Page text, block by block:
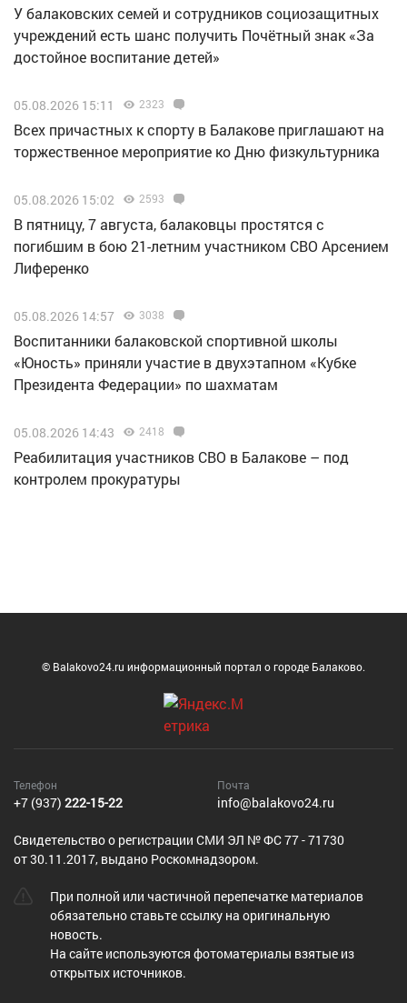
У балаковских семей и сотрудников социозащитных
учреждений есть шанс получить Почётный знак «За
достойное воспитание детей»
05.08.2026 15:11 2323
Всех причастных к спорту в Балакове приглашают на
торжественное мероприятие ко Дню физкультурника
05.08.2026 15:02 2593
В пятницу, 7 августа, балаковцы простятся с
погибшим в бою 21-летним участником СВО Арсением
Лиференко
05.08.2026 14:57 3038
Воспитанники балаковской спортивной школы
«Юность» приняли участие в двухэтапном «Кубке
Президента Федерации» по шахматам
05.08.2026 14:43 2418
Реабилитация участников СВО в Балакове – под
контролем прокуратуры
© Balakovo24.ru информационный портал о городе Балаково.
Телефон
+7 (937) 222-15-22
Почта
info@balakovo24.ru
Cвидетельство о регистрации СМИ ЭЛ № ФС 77 - 71730
от 30.11.2017, выдано Роскомнадзором.
При полной или частичной перепечатке материалов
обязательно ставьте ссылку на оригинальную
новость.
На сайте используются фотоматериалы взятые из
открытых источников.